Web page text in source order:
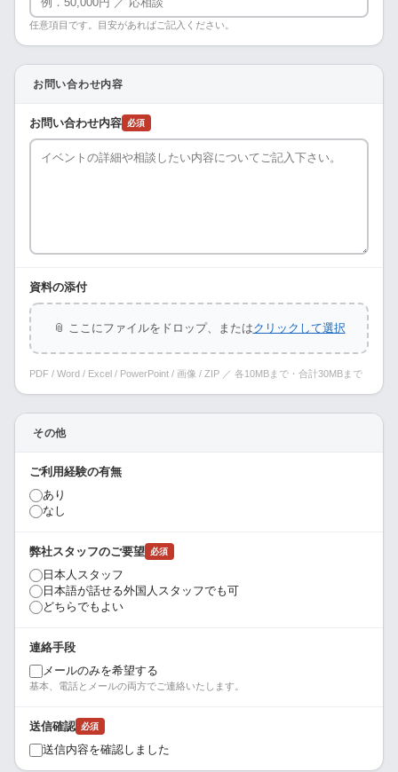
任意項目です。目安があればご記入ください。
お問い合わせ内容
お問い合わせ内容 必須
資料の添付
📎 ここにファイルをドロップ、またはクリックして選択
PDF / Word / Excel / PowerPoint / 画像 / ZIP ／ 各10MBまで・合計30MBまで
その他
ご利用経験の有無
あり
なし
弊社スタッフのご要望 必須
日本人スタッフ
日本語が話せる外国人スタッフでも可
どちらでもよい
連絡手段
メールのみを希望する
基本、電話とメールの両方でご連絡いたします。
送信確認 必須
送信内容を確認しました